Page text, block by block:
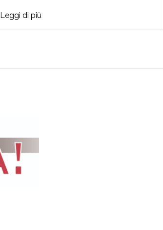
Leggi di più